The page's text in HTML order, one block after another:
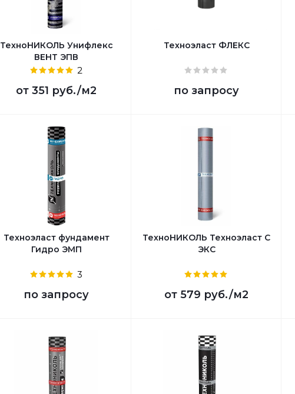
ТехноНИКОЛЬ Унифлекс
ВЕНТ ЭПВ
2
от 351 руб./м2
Техноэласт ФЛЕКС
по запросу
Техноэласт фундамент
Гидро ЭМП
3
по запросу
ТехноНИКОЛЬ Техноэласт С
ЭКС
от 579 руб./м2